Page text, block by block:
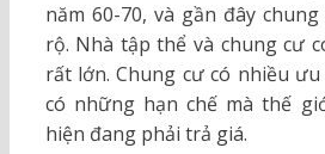
năm 60-70, và gần đây
rộ. Nhà tập thể và chung cư
rất lớn. Chung cư có nhiều
có những hạn chế mà thế
hiện đang phải trả giá.